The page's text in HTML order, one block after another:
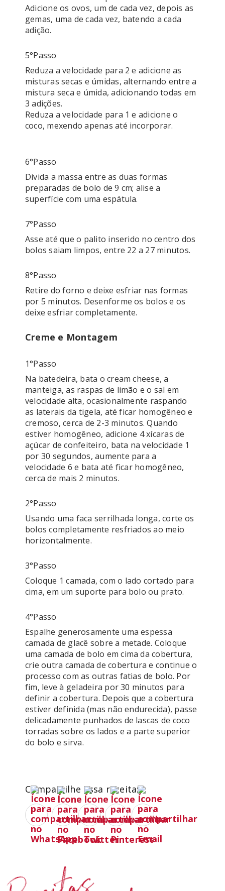
Adicione os ovos, um de cada vez, depois as
gemas, uma de cada vez, batendo a cada
5°passo
Reduza a velocidade para 2 e adicione as
misturas secas e úmidas, alternando entre a
mistura seca e úmida, adicionando todas em
3 adições.
Reduza a velocidade para 1 e adicione o
coco, mexendo apenas até incorporar.
6°passo
Divida a massa entre as duas formas
preparadas de bolo de 9 cm; alise a
7°passo
Asse até que o palito inserido no centro dos
8°passo
Retire do forno e deixe esfriar nas formas
por 5 minutos. Desenforme os bolos e os
Creme e Montagem
1°passo
Na batedeira, bata o cream cheese, a
manteiga, as raspas de limão e o sal em
velocidade alta, ocasionalmente raspando
as laterais da tigela, até ficar homogêneo e
cremoso, cerca de 2-3 minutos. Quando
estiver homogêneo, adicione 4 xícaras de
açúcar de confeiteiro, bata na velocidade 1
por 30 segundos, aumente para a
velocidade 6 e bata até ficar homogêneo,
2°passo
Usando uma faca serrilhada longa, corte os
bolos completamente resfriados ao meio
horizontalmente.
3°passo
Coloque 1 camada, com o lado cortado para
cima, em um suporte para bolo ou prato.
4°passo
Espalhe generosamente uma espessa
camada de glacê sobre a metade. Coloque
uma camada de bolo em cima da cobertura,
crie outra camada de cobertura e continue o
processo com as outras fatias de bolo. Por
fim, leve à geladeira por 30 minutos para
definir a cobertura. Depois que a cobertura
estiver definida (mas não endurecida), passe
delicadamente punhados de lascas de coco
torradas sobre os lados e a parte superior
do bolo e sirva.
Compartilhe essa receita: